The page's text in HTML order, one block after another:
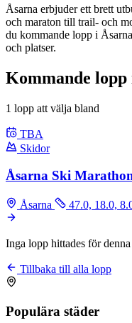
Åsarna erbjuder ett brett
och maraton till trail- och
du kommande lopp i
och platser.
Kommande lopp
1 lopp att välja bland
TBA
Skidor
Åsarna Ski
Åsarna 47.0, 18.0,
Inga lopp hittades för
Tillbaka till alla lopp
Populära städer